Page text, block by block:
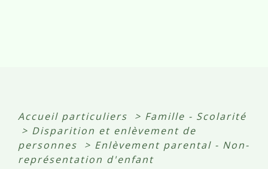
Accueil particuliers > Famille - Scolarité
> Disparition et enlèvement de
personnes
> Enlèvement parental - Non-
représentation d'enfant